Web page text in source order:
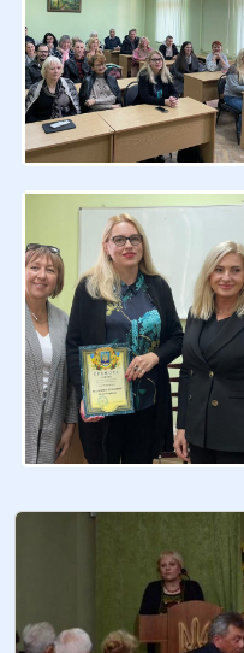
фахової майстерності
дереву та бересті»
якого є Художнє
селищі Івано-